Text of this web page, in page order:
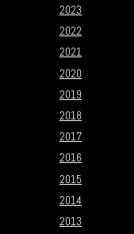
2023
2022
2021
2020
2019
2018
2017
2016
2015
2014
2013